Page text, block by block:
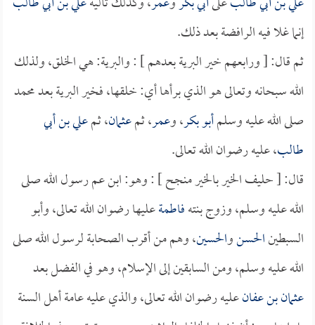
إنما غلا فيه الرافضة بعد ذلك.
ثم قال: [ ورابعهم خير البرية بعدهم ] : والبرية: هي الخلق، ولذلك
الله سبحانه وتعالى هو الذي برأها أي: خلقها، فخير البرية بعد محمد
صلى الله عليه وسلمأبو بكر، وعمر، ثمعثمان، ثمعلي بن أبي
طالب، عليه رضوان الله تعالى.
قال: [ حليف الخير بالخير منجح ] : وهو: ابن عم رسول الله صلى
الله عليه وسلم، وزوج بنتهفاطمةعليها رضوان الله تعالى، وأبو
السبطينالحسنوالحسين، وهم من أقرب الصحابة لرسول الله صلى
الله عليه وسلم، ومن السابقين إلى الإسلام، وهو في الفضل بعد
عثمان بن عفانعليه رضوان الله تعالى، والذي عليه عامة أهل السنة